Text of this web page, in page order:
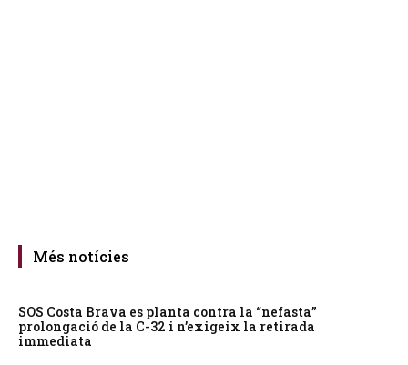
Més notícies
SOS Costa Brava es planta contra la “nefasta”
prolongació de la C-32 i n’exigeix la retirada
immediata